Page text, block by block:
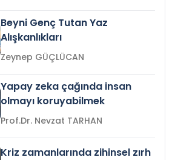
Beyni Genç Tutan Yaz
Alışkanlıkları
Zeynep GÜÇLÜCAN
Yapay zeka çağında insan
olmayı koruyabilmek
Prof.Dr. Nevzat TARHAN
Kriz zamanlarında zihinsel zırh